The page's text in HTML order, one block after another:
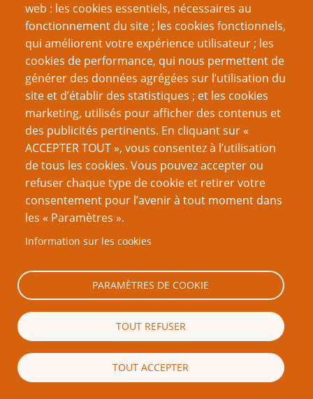
web : les cookies essentiels, nécessaires au
fonctionnement du site ; les cookies fonctionnels,
qui améliorent votre expérience utilisateur ; les
cookies de performance, qui nous permettent de
générer des données agrégées sur l’utilisation du
site et d’établir des statistiques ; et les cookies
marketing, utilisés pour afficher des contenus et
des publicités pertinents. En cliquant sur «
ACCEPTER TOUT », vous consentez à l’utilisation
de tous les cookies. Vous pouvez accepter ou
refuser chaque type de cookie et retirer votre
consentement pour l’avenir à tout moment dans
les « Paramètres ».
Information sur les cookies
PARAMÈTRES DE COOKIE
TOUT REFUSER
TOUT ACCEPTER
Du même auteur
Berger sans troupeau
Une Histoire du jeu de rôle – première partie : un
petit pas pour un wargamer…
Une Histoire du jeu de rôle – deuxième partie :
réouverture de la boîte de Pandore
Une Histoire du jeu de rôle – troisième partie :
Survenance de l'âge d'or
Une Histoire du jeu de rôle – quatrième partie : Enfer
et paradis de la finance
Une Histoire du jeu de rôle – cinquième partie : le
pouvoir et la gloire
Une Histoire du jeu de rôle – sixième partie :
révolution !
nouvelles manières de jouer
Une Histoire du jeu de rôle – huitième partie : l’âge
des ténèbres
Une Histoire du jeu de rôle – neuvième partie : la fin
Pagination
Page
‹‹ 11
Page
››